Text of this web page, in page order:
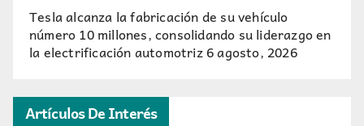
Tesla alcanza la fabricación de su vehículo
número 10 millones, consolidando su liderazgo en
la electrificación automotriz6 agosto, 2026
Artículos De Interés